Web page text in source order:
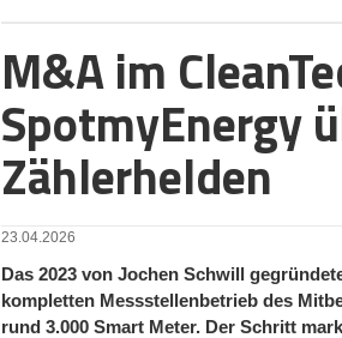
M&A im
SpotmyEnergy
Zählerhelden
23.04.2026
Das 2023 von Jochen Schwill
kompletten Messstellenbetrieb des
rund 3.000 Smart Meter. Der Schritt